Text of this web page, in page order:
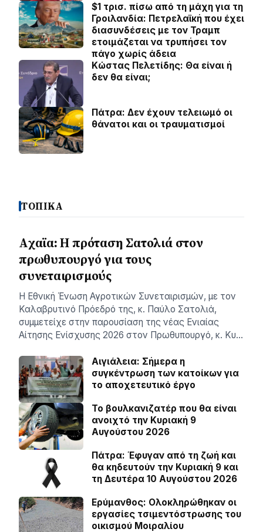
$1 τρισ. πίσω από τη μάχη για τη
Γροιλανδία: Πετρελαϊκή που έχει
διασυνδέσεις με τον Τραμπ
ετοιμάζεται να τρυπήσει τον
πάγο χωρίς άδεια
Κώστας Πελετίδης: Θα είναι ή
δεν θα είναι;
Πάτρα: Δεν έχουν τελειωμό οι
θάνατοι και οι τραυματισμοί
ΤΟΠΙΚΑ
Aχαϊα: Η πρόταση Σατολιά στον
πρωθυπουργό για τους
συνεταιρισμούς
Η Εθνική Ένωση Αγροτικών Συνεταιρισμών, με τον
Καλαβρυτινό Πρόεδρό της, κ. Παύλο Σατολιά,
συμμετείχε στην παρουσίαση της νέας Ενιαίας
Αίτησης Ενίσχυσης 2026 στον Πρωθυπουργό, κ. Κυ…
Αιγιάλεια: Σήμερα η
συγκέντρωση των κατοίκων για
το αποχετευτικό έργο
Το βουλκανιζατέρ που θα είναι
ανοιχτό την Κυριακή 9
Αυγούστου 2026
Πάτρα: Έφυγαν από τη ζωή και
θα κηδευτούν την Κυριακή 9 και
τη Δευτέρα 10 Αυγούστου 2026
Ερύμανθος: Ολοκληρώθηκαν οι
εργασίες τσιμεντόστρωσης του
οικισμού Μοιραλίου